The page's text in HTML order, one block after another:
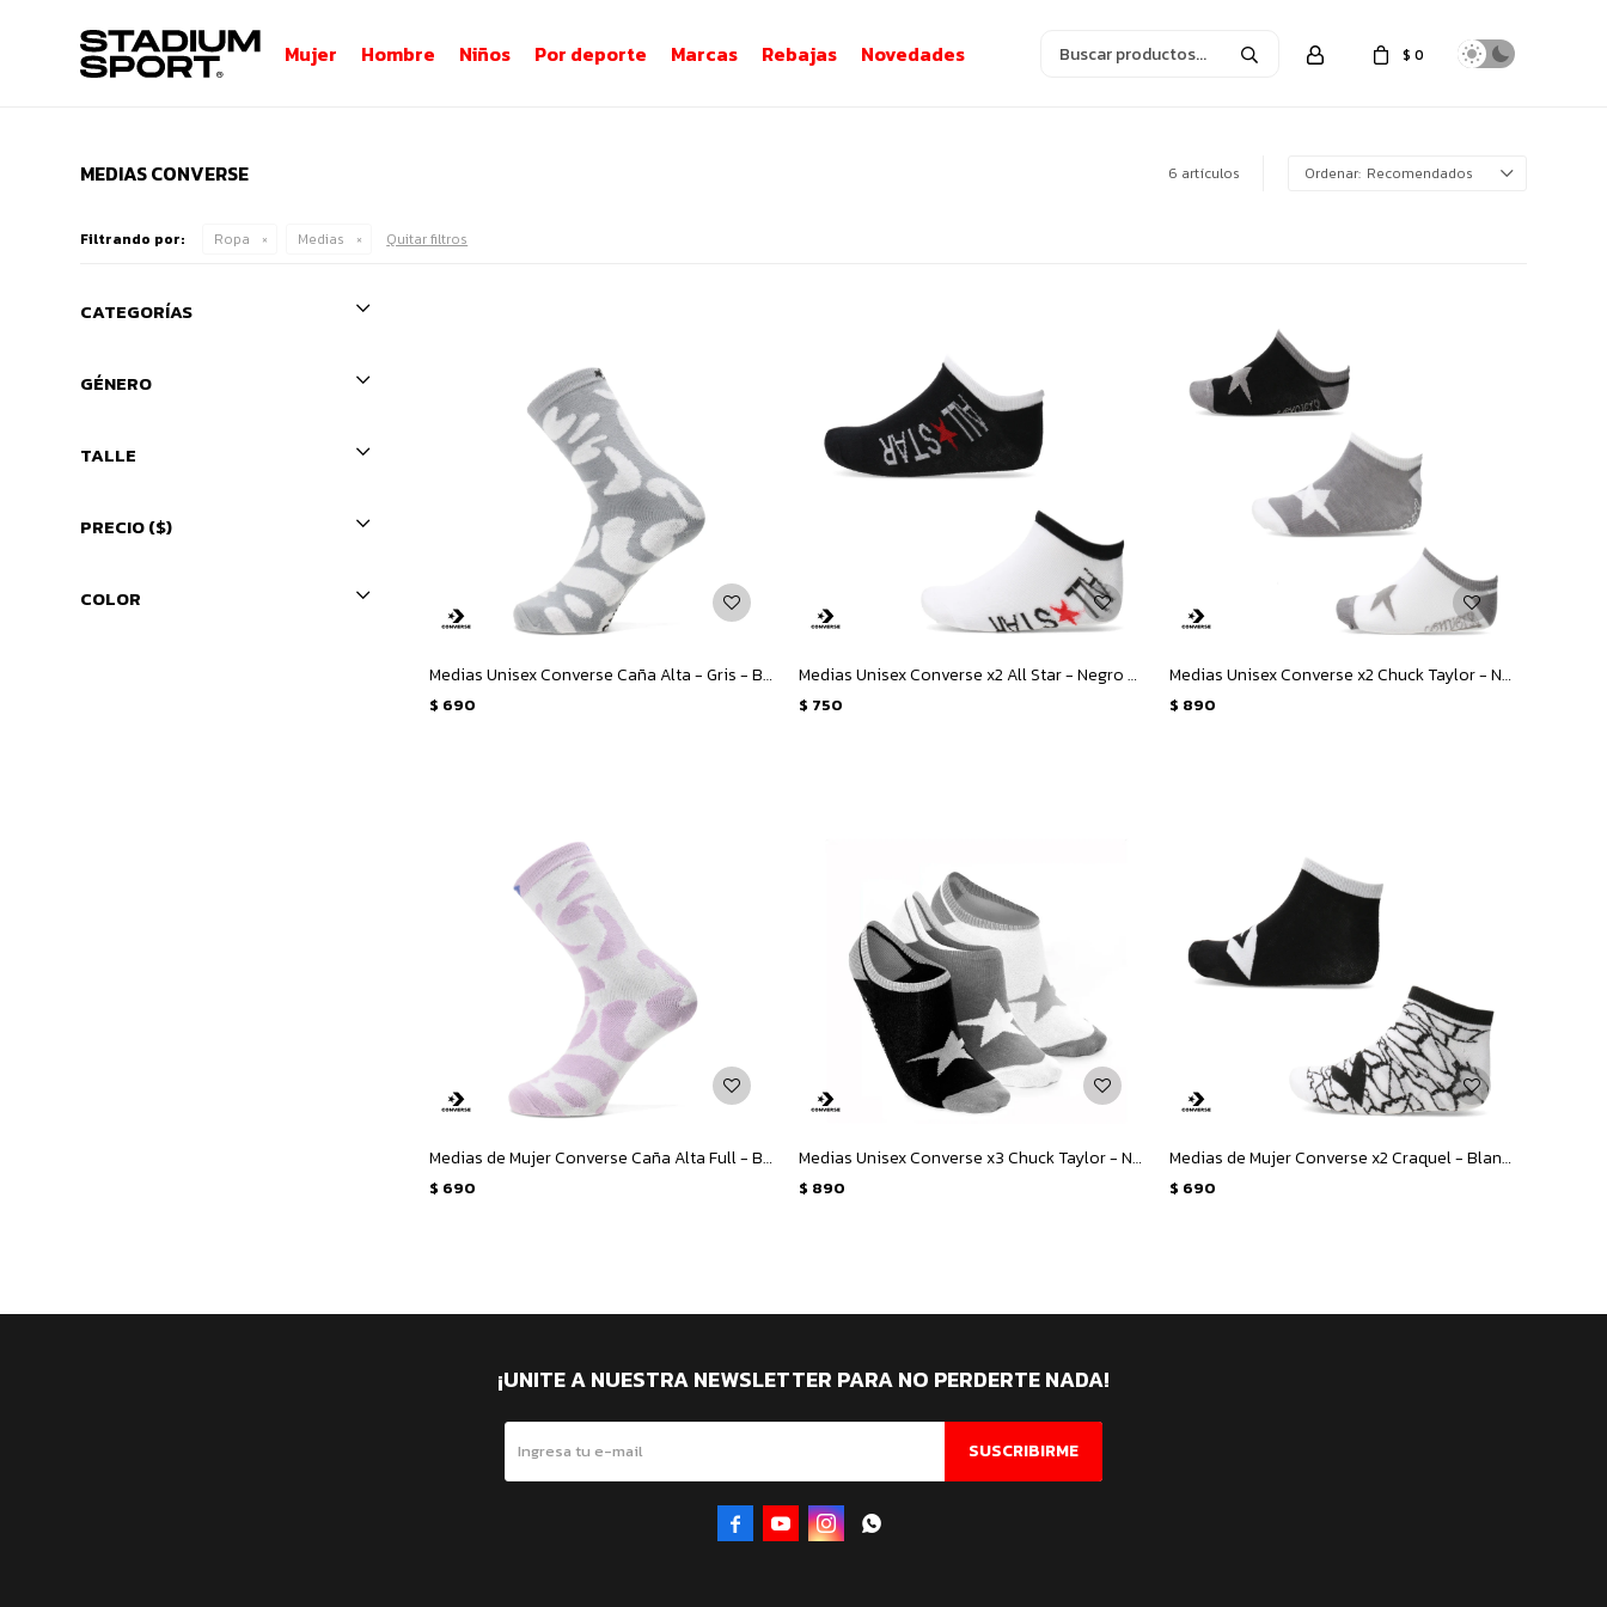
Mujer Hombre Niños Por deporte Marcas Rebajas Novedades $ 0
MEDIAS CONVERSE 6 artículos Recomendados
Filtrando por: Ropa Medias Quitar filtros
Medias Unisex Converse Caña Alta - Gris - Blanco
$ 690
Medias Unisex Converse x2 All Star - Negro - Blanco
$ 750
Medias Unisex Converse x2 Chuck Taylor - Negro - Gris - Blanco
$ 890
Medias de Mujer Converse Caña Alta Full - Blanco - Lila
$ 690
Medias Unisex Converse x3 Chuck Taylor - Negro - Gris - Blanco
$ 890
Medias de Mujer Converse x2 Craquel - Blanco - Negro
$ 690
CATEGORÍAS
GÉNERO
TALLE
PRECIO($)
COLOR
¡UNITE A NUESTRA NEWSLETTER PARA NO PERDERTE NADA!
SUSCRIBIRME
   